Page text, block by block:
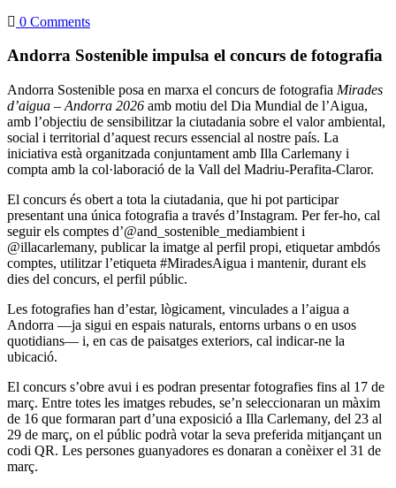
0 Comments
Andorra Sostenible impulsa el concurs de fotografia
Andorra Sostenible posa en marxa el concurs de fotografia Mirades
d’aigua – Andorra 2026 amb motiu del Dia Mundial de l’Aigua,
amb l’objectiu de sensibilitzar la ciutadania sobre el valor ambiental,
social i territorial d’aquest recurs essencial al nostre país. La
iniciativa està organitzada conjuntament amb Illa Carlemany i
compta amb la col·laboració de la Vall del Madriu-Perafita-Claror.
El concurs és obert a tota la ciutadania, que hi pot participar
presentant una única fotografia a través d’Instagram. Per fer-ho, cal
seguir els comptes d’@and_sostenible_mediambient i
@illacarlemany, publicar la imatge al perfil propi, etiquetar ambdós
comptes, utilitzar l’etiqueta #MiradesAigua i mantenir, durant els
dies del concurs, el perfil públic.
Les fotografies han d’estar, lògicament, vinculades a l’aigua a
Andorra —ja sigui en espais naturals, entorns urbans o en usos
quotidians— i, en cas de paisatges exteriors, cal indicar-ne la
ubicació.
El concurs s’obre avui i es podran presentar fotografies fins al 17 de
març. Entre totes les imatges rebudes, se’n seleccionaran un màxim
de 16 que formaran part d’una exposició a Illa Carlemany, del 23 al
29 de març, on el públic podrà votar la seva preferida mitjançant un
codi QR. Les persones guanyadores es donaran a conèixer el 31 de
març.